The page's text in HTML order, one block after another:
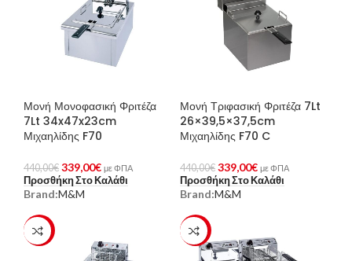
Μονή Μονοφασική Φριτέζα
7Lt 34x47x23cm
Μιχαηλίδης F70
440,00€ 339,00€ με ΦΠΑ
Προσθήκη Στο Καλάθι
Brand:M&M
Μονή Τριφασική Φριτέζα 7Lt
26×39,5×37,5cm
Μιχαηλίδης F70 C
440,00€ 339,00€ με ΦΠΑ
Προσθήκη Στο Καλάθι
Brand:M&M
-23% -23%